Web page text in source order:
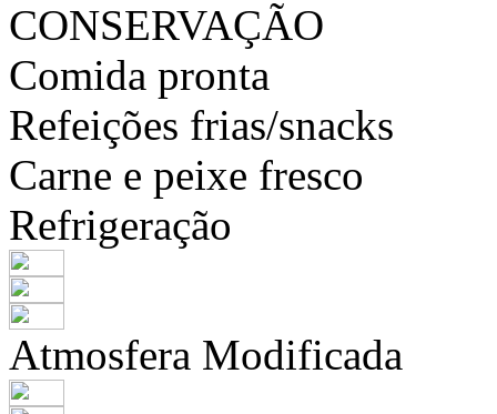
CONSERVAÇÃO
Comida pronta
Refeições frias/snacks
Carne e peixe fresco
Refrigeração
Atmosfera Modificada